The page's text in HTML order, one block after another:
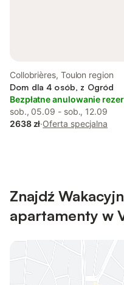
Collobrières, Toulon region
Dom dla 4 osób, z Ogród
Bezpłatne anulowanie
sob., 05.09 - sob., 12.09
2638 zł·Oferta specjalna
Znajdź
apartamenty w